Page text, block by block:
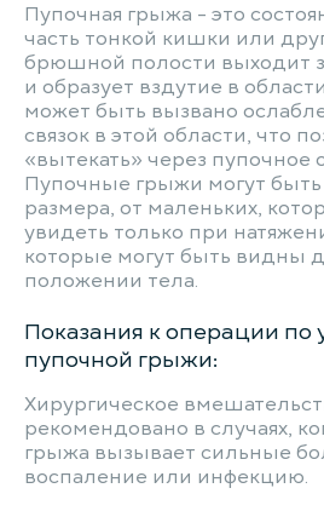
Пупочная грыжа - это
часть тонкой кишки или
брюшной полости выходит
и образует вздутие в
может быть вызвано
связок в этой области, что
«вытекать» через пупочное
Пупочные грыжи могут быть
размера, от маленьких,
увидеть только при
которые могут быть видны
положении тела.
Показания к операции
пупочной грыжи:
Хирургическое
рекомендовано в случаях,
грыжа вызывает сильные
воспаление или инфекцию.